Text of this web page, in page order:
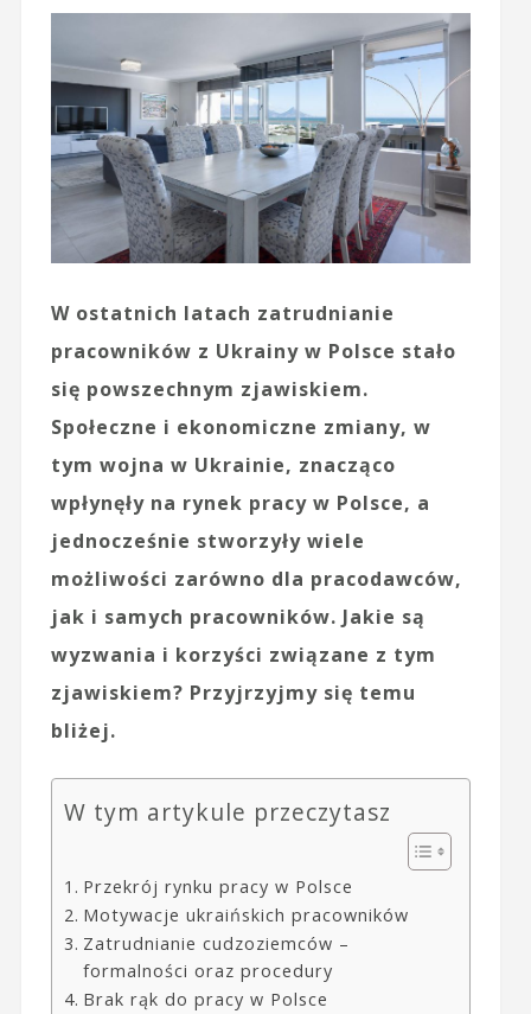
W ostatnich latach zatrudnianie
pracowników z Ukrainy w Polsce stało
się powszechnym zjawiskiem.
Społeczne i ekonomiczne zmiany, w
tym wojna w Ukrainie, znacząco
wpłynęły na rynek pracy w Polsce, a
jednocześnie stworzyły wiele
możliwości zarówno dla pracodawców,
jak i samych pracowników. Jakie są
wyzwania i korzyści związane z tym
zjawiskiem? Przyjrzyjmy się temu
bliżej.
W tym artykule przeczytasz
Przekrój rynku pracy w Polsce
Motywacje ukraińskich pracowników
Zatrudnianie cudzoziemców –
formalności oraz procedury
Brak rąk do pracy w Polsce